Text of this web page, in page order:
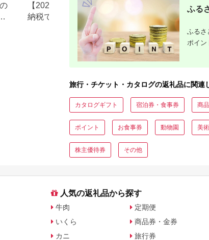
【2026年最新版】ふるさと
納税でディズニー返礼品は
もらえる？ホテル・チケッ
ト・公式グッズを徹底解説
ふるさと納税、
で30万円寄付で
すめ返礼品も紹介
ふる
ふるさ
ポイン
旅行・チケット・カタログの返礼品に関連
カタログギフト 宿泊券・食事券 商
ポイント お食事券 動物園 美
株主優待券 その他
人気の返礼品から探す
牛肉
いくら
カニ
定期便
商品券・金券
旅行券